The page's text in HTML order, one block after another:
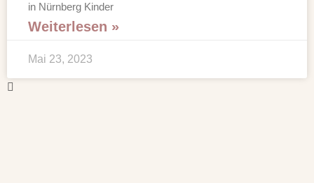
in Nürnberg Kinder
Weiterlesen »
Mai 23, 2023